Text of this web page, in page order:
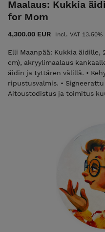
Maalaus: Kukkia
for Mom
4,300.00 EUR Incl. VAT 13.50%
Elli Maanpää: Kukkia äidille,
cm), akryylimaalaus
äidin ja tyttären välillä. •
ripustusvalmis. • Signeerattu sekä eteen, että taakse. •
Aitoustodistus ja toimitus
cm), acrylic painting on
bond of a mother and
Authenticity and shipping are
email
the painting from my studio